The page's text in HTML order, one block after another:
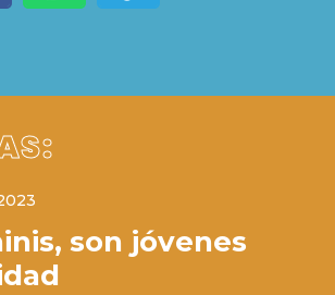
son jóvenes